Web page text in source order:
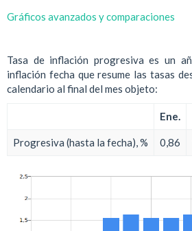
Gráficos avanzados y comparaciones
Tasa de inflación progresiva es un
inflación fecha que resume las tasas
calendario al final del mes objeto:
Ene.
Progresiva (hasta la fecha), % 0,86